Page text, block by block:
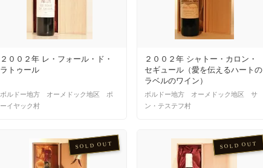
２００２年 レ・フォール・ド・
ラトゥール
ボルドー地方 オーメドック地区 ポ
ーイヤック村
２００２年 シャトー・カロン・
セギュール（愛を伝えるハートの
ラベルのワイン）
ボルドー地方 オーメドック地区 サ
ン・テステフ村
SOLD OUT SOLD OUT